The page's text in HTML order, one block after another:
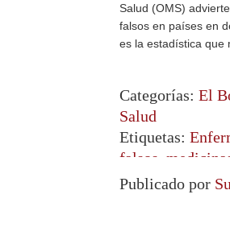
Salud (OMS)
falsos en países en
es la estadística
Categorías: El
Salud
Etiquetas:
falsos
Publicado por